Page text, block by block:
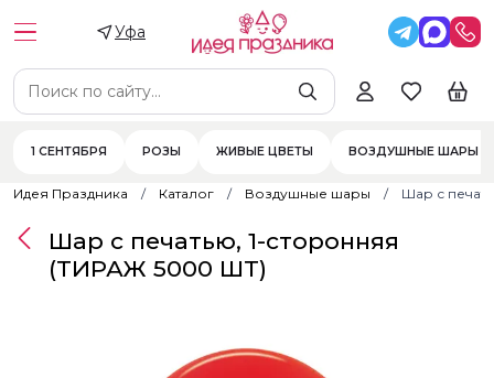
Уфа
1 СЕНТЯБРЯ РОЗЫ ЖИВЫЕ ЦВЕТЫ ВОЗДУШНЫЕ ШАРЫ
Идея Праздника Каталог Воздушные шары Шар с
Шар с печатью, 1-сторонняя
(ТИРАЖ 5000 ШТ)